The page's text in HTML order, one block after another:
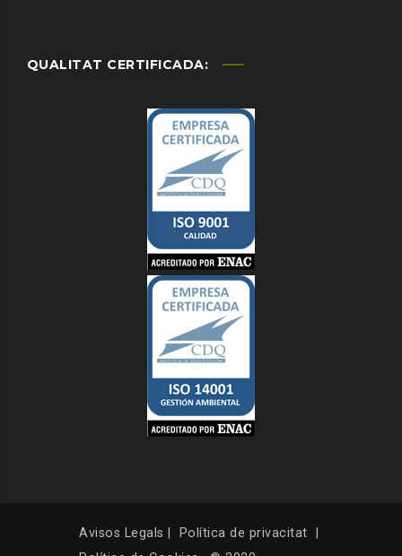
QUALITAT CERTIFICADA:
Avisos Legals Política de privacitat